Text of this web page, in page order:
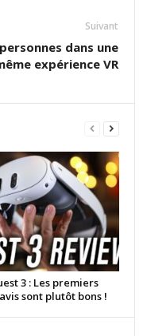
Suivant
dans une
expérience VR
3 : Les premiers
sont plutôt bons !